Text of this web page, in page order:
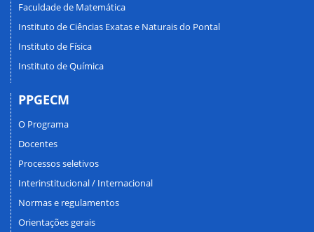
Faculdade de Matemática
Instituto de Ciências Exatas e Naturais do Pontal
Instituto de Física
Instituto de Química
PPGECM
O Programa
Docentes
Processos seletivos
Interinstitucional / Internacional
Normas e regulamentos
Orientações gerais